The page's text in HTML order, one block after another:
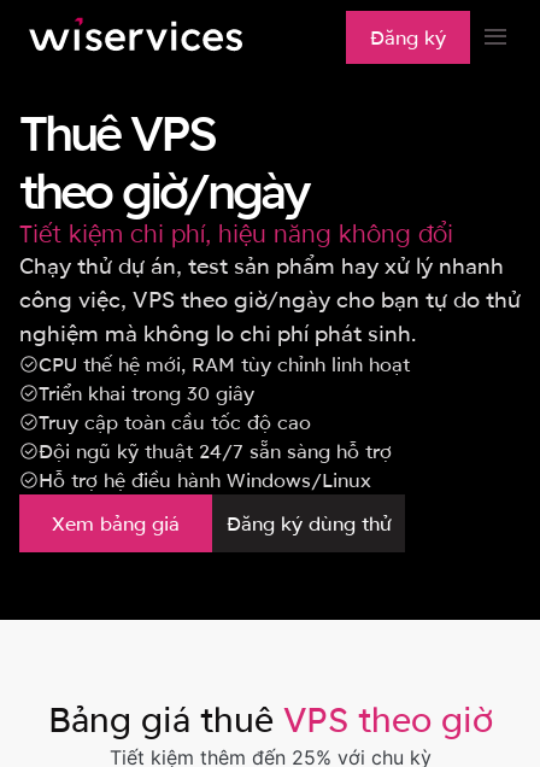
Đăng ký
Storage
NextCloud (Coming soon)
Backup (Coming soon)
VPS
VPS giá rẻ
VPS theo giờ
VPS Linux
VPS Window
VPS NVMe
VPS AMD
VPS Xeon
VPS n8n
VPS theo quốc gia
Network
CDN (Coming soon)
Proxy (Coming soon)
Domain (Coming soon)
Service
Application
Kafka (Coming soon)
MongoDB (Coming soon)
SQL Server (Coming soon)
MailServer (Coming soon)
Tài liệu hướng dẫn
Liên hệ
Đăng nhập
Thuê VPS
theo giờ/ngày
Tiết kiệm chi phí, hiệu năng không đổi
Chạy thử dự án, test sản phẩm hay xử lý nhanh
công việc, VPS theo giờ/ngày cho bạn tự do thử
nghiệm mà không lo chi phí phát sinh.
CPU thế hệ mới, RAM tùy chỉnh linh hoạt
Triển khai trong 30 giây
Truy cập toàn cầu tốc độ cao
Đội ngũ kỹ thuật 24/7 sẵn sàng hỗ trợ
Hỗ trợ hệ điều hành Windows/Linux
Xem bảng giá
Đăng ký dùng thử
Bảng giá thuê VPS theo giờ
Tiết kiệm thêm đến 25% với chu kỳ